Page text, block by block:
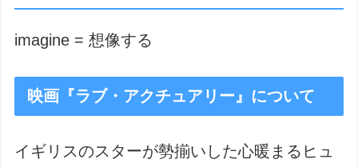
imagine = 想像する
映画『ラブ・アクチュアリー』について
イギリスのスターが勢揃いした心暖まるヒュ